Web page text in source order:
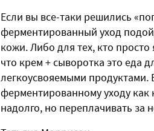
Если вы все-таки решились
ферментированный уход
кожи. Либо для тех, кто просто
что крем + сыворотка это еда
легкоусвояемыми продуктами.
ферментированному уходу
надолго, но переплачивать за